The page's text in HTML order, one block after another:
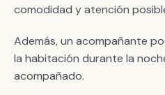
comodidad y atención
Además, un acompañante
la habitación durante la
acompañado.